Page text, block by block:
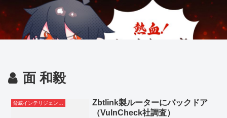
面 和毅
脅威インテリジェンスレポート
Zbtlink製ルーターにバックドア
（VulnCheck社調査）